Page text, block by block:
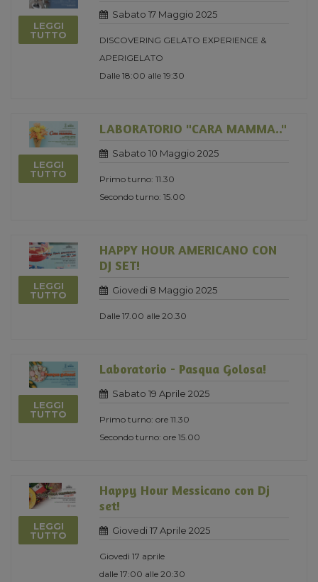
LEGGI
TUTTO
Sabato 17 Maggio 2025
DISCOVERING GELATO EXPERIENCE &
APERIGELATO
Dalle 18:00 alle 19:30
LEGGI
TUTTO
LABORATORIO "CARA MAMMA.."
Sabato 10 Maggio 2025
Primo turno: 11.30
Secondo turno: 15.00
LEGGI
TUTTO
HAPPY HOUR AMERICANO CON
DJ SET!
Giovedi 8 Maggio 2025
Dalle 17.00 alle 20.30
LEGGI
TUTTO
Laboratorio - Pasqua Golosa!
Sabato 19 Aprile 2025
Primo turno: ore 11.30
Secondo turno: ore 15.00
LEGGI
TUTTO
Happy Hour Messicano con Dj
set!
Giovedi 17 Aprile 2025
Giovedì 17 aprile
dalle 17:00 alle 20:30